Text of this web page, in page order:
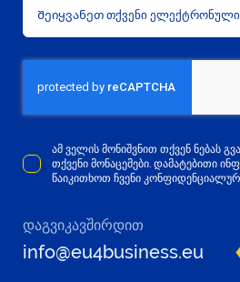
ამ ველის მონიშვნით თქვენ ნებას
თქვენი მონაცემები. დამატებითი
წაიკითხოთ ჩვენი
დაგვიკავშირდით
info@eu4business.eu